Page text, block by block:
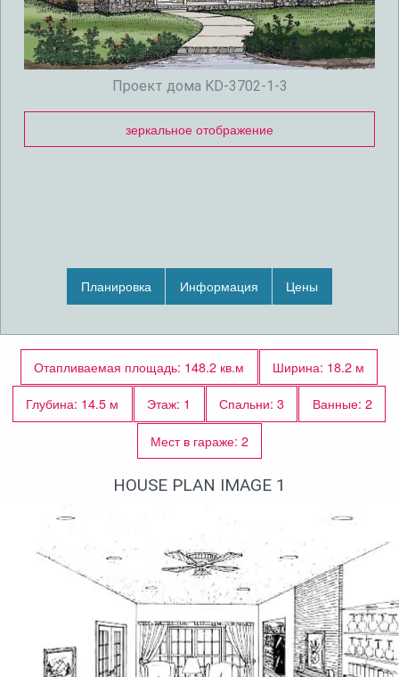
Проект дома KD-3702-1-3
зеркальное отображение
Планировка Информация Цены
Отапливаемая площадь: 148.2 кв.м
Ширина: 18.2 м
Глубина: 14.5 м
Этаж: 1 Спальни: 3
Ванные: 2
Мест в гараже: 2
HOUSE PLAN IMAGE 1